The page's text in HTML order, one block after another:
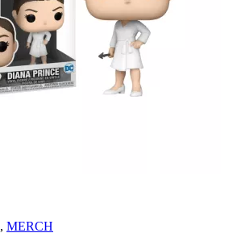
, MERCH